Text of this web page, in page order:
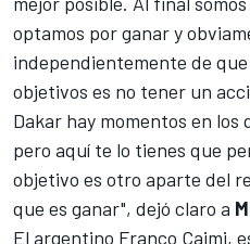
optamos por ganar y
independientemente de
objetivos es no tener un
Dakar hay momentos en los
pero aquí te lo tienes que
objetivo es otro aparte del
que es ganar", dejó claro a
El argentino Franco Caimi,